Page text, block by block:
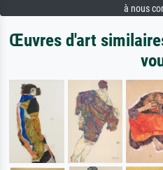
à nous
Œuvres d'art